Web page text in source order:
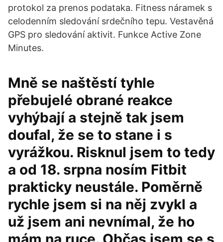
protokol za prenos podataka. Fitness náramek s
celodenním sledování srdečního tepu. Vestavěná
GPS pro sledování aktivit. Funkce Active Zone
Minutes.
Mně se naštěstí tyhle
přebujelé obrané reakce
vyhýbají a stejně tak jsem
doufal, že se to stane i s
vyrážkou. Risknul jsem to tedy
a od 18. srpna nosím Fitbit
prakticky neustále. Poměrně
rychle jsem si na něj zvykl a
už jsem ani nevnímal, že ho